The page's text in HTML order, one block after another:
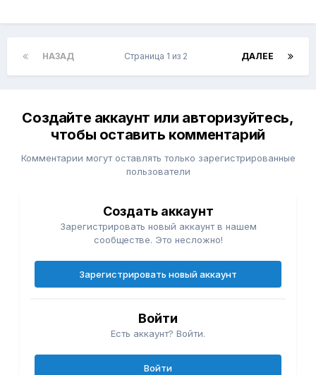
НАЗАД ДАЛЕЕ
Страница 1 из 2
Создайте аккаунт или авторизуйтесь,
чтобы оставить комментарий
Комментарии могут оставлять только зарегистрированные
пользователи
Создать аккаунт
Зарегистрировать новый аккаунт в нашем
сообществе. Это несложно!
Зарегистрировать новый аккаунт
Войти
Есть аккаунт? Войти.
Войти